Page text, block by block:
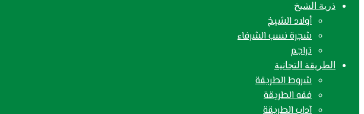
ذرية الشيخ
أولاد الشيخ
شجرة نسب الشرفاء
تراجم
الطريقة التجانية
شروط الطريقة
فقه الطريقة
آداب الطريقة